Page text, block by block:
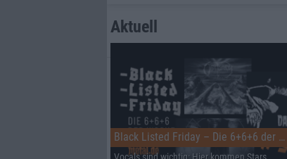
Aktuell
Black Listed Friday – Die 6+6+6 der Woche
Vocals sind wichtig: Hier kommen Stars,